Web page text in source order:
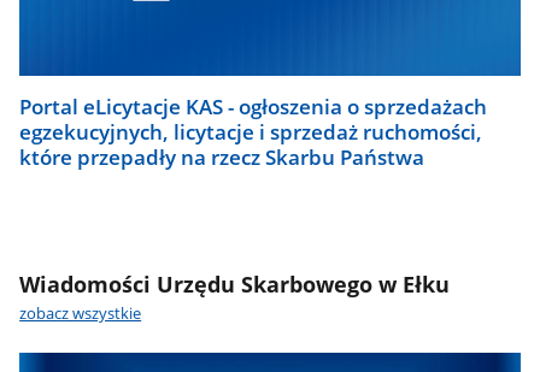
Portal eLicytacje KAS - ogłoszenia o sprzedażach
egzekucyjnych, licytacje i sprzedaż ruchomości,
które przepadły na rzecz Skarbu Państwa
Wiadomości Urzędu Skarbowego w Ełku
zobacz wszystkie